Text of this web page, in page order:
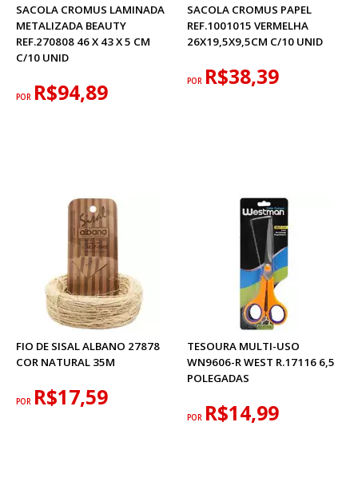
SACOLA CROMUS LAMINADA
METALIZADA BEAUTY
REF.270808 46 X 43 X 5 CM
C/10 UNID
POR R$94,89
SACOLA CROMUS PAPEL
REF.1001015 VERMELHA
26X19,5X9,5CM C/10 UNID
POR R$38,39
FIO DE SISAL ALBANO 27878
COR NATURAL 35M
POR R$17,59
TESOURA MULTI-USO
WN9606-R WEST R.17116 6,5
POLEGADAS
POR R$14,99